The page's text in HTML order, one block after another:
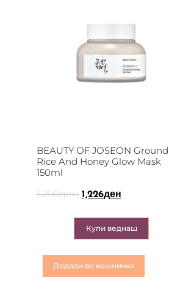
BEAUTY OF JOSEON Ground
Rice And Honey Glow Mask
150ml
1,290ден 1,226ден
Купи веднаш
Додади во кошничка